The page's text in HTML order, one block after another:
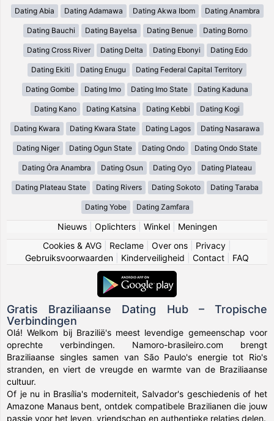
Dating Abia Dating Adamawa Dating Akwa Ibom Dating Anambra
Dating Bauchi Dating Bayelsa Dating Benue Dating Borno
Dating Cross River Dating Delta Dating Ebonyi Dating Edo
Dating Ekiti Dating Enugu Dating Federal Capital Territory
Dating Gombe Dating Imo Dating Imo State Dating Kaduna
Dating Kano Dating Katsina Dating Kebbi Dating Kogi
Dating Kwara Dating Kwara State Dating Lagos Dating Nasarawa
Dating Niger Dating Ogun State Dating Ondo Dating Ondo State
Dating Ȯra Anambra Dating Osun Dating Oyo Dating Plateau
Dating Plateau State Dating Rivers Dating Sokoto Dating Taraba
Dating Yobe Dating Zamfara
Nieuws| Oplichters| Winkel| Meningen
Cookies & AVG
Reclame Over ons Privacy
Gebruiksvoorwaarden
Kinderveiligheid Contact FAQ
Gratis Braziliaanse Dating Hub – Tropische
Verbindingen
Olá! Welkom bij Brazilië's meest levendige gemeenschap voor
oprechte verbindingen. Namoro-brasileiro.com brengt
Braziliaanse singles samen van São Paulo's energie tot Rio's
stranden, en viert de vreugde en warmte van de Braziliaanse
cultuur.
Of je nu in Brasília's moderniteit, Salvador's geschiedenis of het
Amazone Manaus bent, ontdek compatibele Brazilianen die jouw
passie voor het leven, vriendschap en authentieke relaties delen.